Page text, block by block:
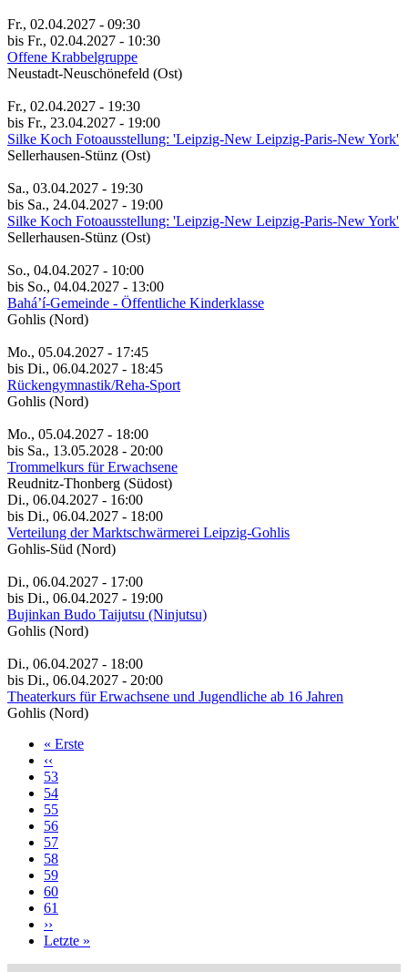
Fr., 02.04.2027 - 09:30
bis Fr., 02.04.2027 - 10:30
Offene Krabbelgruppe
Neustadt-Neuschönefeld (Ost)
Fr., 02.04.2027 - 19:30
bis Fr., 23.04.2027 - 19:00
Silke Koch Fotoausstellung: 'Leipzig-New Leipzig-Paris-New York'
Sellerhausen-Stünz (Ost)
Sa., 03.04.2027 - 19:30
bis Sa., 24.04.2027 - 19:00
Silke Koch Fotoausstellung: 'Leipzig-New Leipzig-Paris-New York'
Sellerhausen-Stünz (Ost)
So., 04.04.2027 - 10:00
bis So., 04.04.2027 - 13:00
Bahá’í-Gemeinde - Öffentliche Kinderklasse
Gohlis (Nord)
Mo., 05.04.2027 - 17:45
bis Di., 06.04.2027 - 18:45
Rückengymnastik/Reha-Sport
Gohlis (Nord)
Mo., 05.04.2027 - 18:00
bis Sa., 13.05.2028 - 20:00
Trommelkurs für Erwachsene
Reudnitz-Thonberg (Südost)
Di., 06.04.2027 - 16:00
bis Di., 06.04.2027 - 18:00
Verteilung der Marktschwärmerei Leipzig-Gohlis
Gohlis-Süd (Nord)
Di., 06.04.2027 - 17:00
bis Di., 06.04.2027 - 19:00
Bujinkan Budo Taijutsu (Ninjutsu)
Gohlis (Nord)
Di., 06.04.2027 - 18:00
bis Di., 06.04.2027 - 20:00
Theaterkurs für Erwachsene und Jugendliche ab 16 Jahren
Gohlis (Nord)
Seitennummerierung
Erste
Seite
« Erste
Vorherige
Seite
‹‹
Page
53
Page
54
Page
55
Page
56
Aktuelle
Seite
57
Page
58
Page
59
Page
60
Page
61
Nächste
Seite
››
Letzte
Letzte »